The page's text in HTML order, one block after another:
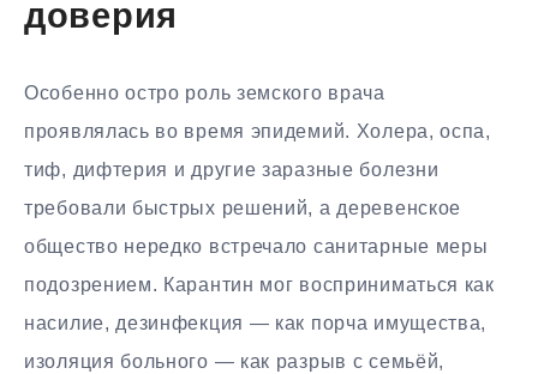
доверия
Особенно остро роль земского врача
проявлялась во время эпидемий. Холера, оспа,
тиф, дифтерия и другие заразные болезни
требовали быстрых решений, а деревенское
общество нередко встречало санитарные меры
подозрением. Карантин мог восприниматься как
насилие, дезинфекция — как порча имущества,
изоляция больного — как разрыв с семьёй,